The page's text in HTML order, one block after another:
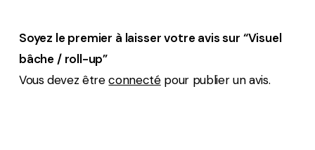
Soyez le premier à laisser votre avis sur “Visuel
bâche / roll-up”
Vous devez êtreconnectépour publier un avis.